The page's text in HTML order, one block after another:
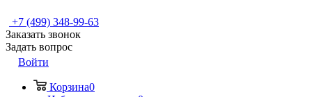
+7 (499) 348-99-63
Заказать звонок
Задать вопрос
Войти
Корзина0